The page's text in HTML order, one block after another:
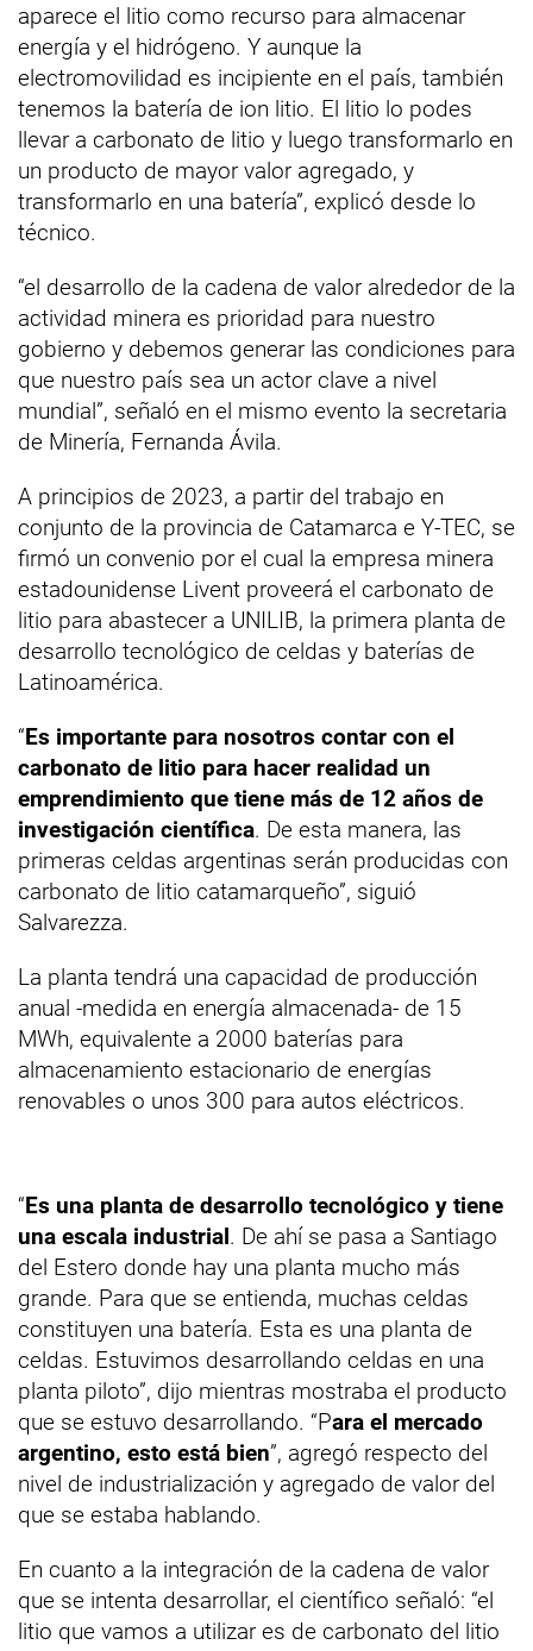
aparece el litio como recurso para almacenar
energía y el hidrógeno. Y aunque la
electromovilidad es incipiente en el país, también
tenemos la batería de ion litio. El litio lo podes
llevar a carbonato de litio y luego transformarlo en
un producto de mayor valor agregado, y
transformarlo en una batería”, explicó desde lo
técnico.
“el desarrollo de la cadena de valor alrededor de la
actividad minera es prioridad para nuestro
gobierno y debemos generar las condiciones para
que nuestro país sea un actor clave a nivel
mundial”, señaló en el mismo evento la secretaria
de Minería, Fernanda Ávila.
A principios de 2023, a partir del trabajo en
conjunto de la provincia de Catamarca e Y-TEC, se
firmó un convenio por el cual la empresa minera
estadounidense Livent proveerá el carbonato de
litio para abastecer a UNILIB, la primera planta de
desarrollo tecnológico de celdas y baterías de
Latinoamérica.
“Es importante para nosotros contar con el
carbonato de litio para hacer realidad un
emprendimiento que tiene más de 12 años de
investigación científica. De esta manera, las
primeras celdas argentinas serán producidas con
carbonato de litio catamarqueño”, siguió
Salvarezza.
La planta tendrá una capacidad de producción
anual -medida en energía almacenada- de 15
MWh, equivalente a 2000 baterías para
almacenamiento estacionario de energías
renovables o unos 300 para autos eléctricos.
“Es una planta de desarrollo tecnológico y tiene
una escala industrial. De ahí se pasa a Santiago
del Estero donde hay una planta mucho más
grande. Para que se entienda, muchas celdas
constituyen una batería. Esta es una planta de
celdas. Estuvimos desarrollando celdas en una
planta piloto”, dijo mientras mostraba el producto
que se estuvo desarrollando. “Para el mercado
argentino, esto está bien”, agregó respecto del
nivel de industrialización y agregado de valor del
que se estaba hablando.
En cuanto a la integración de la cadena de valor
que se intenta desarrollar, el científico señaló: “el
litio que vamos a utilizar es de carbonato del litio